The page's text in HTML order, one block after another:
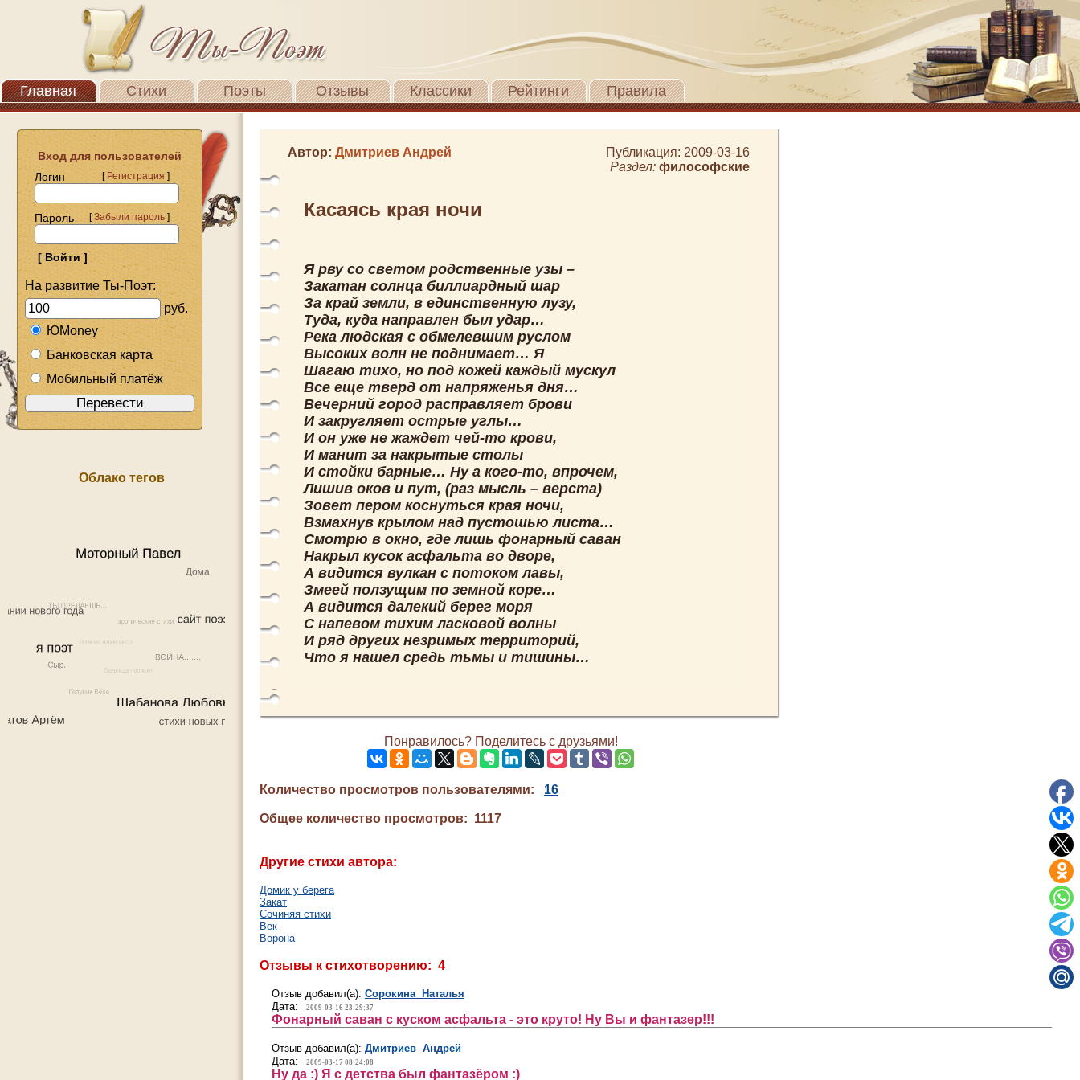
Главная Стихи Поэты Отзывы Классики Рейтинги Правила
Вход для пользователей
Логин
[Регистрация]
Пароль [Забыли пароль]
На развитие Ты-Поэт:
руб.
ЮMoney
Банковская карта
Мобильный платёж
Облако тегов
Автор: Дмитриев Андрей
Публикация: 2009-03-16
Раздел: философские
Касаясь края ночи
Я рву со светом родственные узы –
Закатан солнца биллиардный шар
За край земли, в единственную лузу,
Туда, куда направлен был удар…
Река людская с обмелевшим руслом
Высоких волн не поднимает… Я
Шагаю тихо, но под кожей каждый мускул
Все еще тверд от напряженья дня…
Вечерний город расправляет брови
И закругляет острые углы…
И он уже не жаждет чей-то крови,
И манит за накрытые столы
И стойки барные… Ну а кого-то, впрочем,
Лишив оков и пут, (раз мысль – верста)
Зовет пером коснуться края ночи,
Взмахнув крылом над пустошью листа…
Смотрю в окно, где лишь фонарный саван
Накрыл кусок асфальта во дворе,
А видится вулкан с потоком лавы,
Змеей ползущим по земной коре…
А видится далекий берег моря
С напевом тихим ласковой волны
И ряд других незримых территорий,
Что я нашел средь тьмы и тишины…
Понравилось? Поделитесь с друзьями!
Количество просмотров пользователями: 16
Общее количество просмотров: 1117
Другие стихи автора:
Домик у берега
Закат
Сочиняя стихи
Век
Ворона
Отзывы к стихотворению: 4
Отзыв добавил(а): Сорокина Наталья
Дата:
2009-03-16 23:29:37
Фонарный саван с куском асфальта - это круто! Ну Вы и фантазер!!!
Отзыв добавил(а): Дмитриев Андрей
Дата:
2009-03-17 08:24:08
Ну да :) Я с детства был фантазёром :)